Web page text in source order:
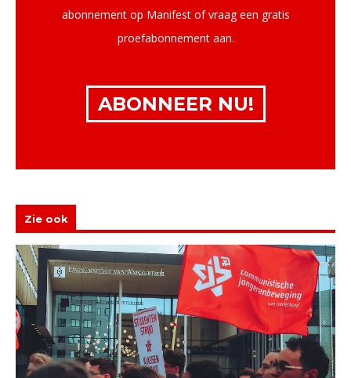
abonnement op Manifest of vraag een gratis
proefabonnement aan.
ABONNEER NU!
Zie ook